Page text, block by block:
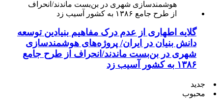
گلایه اطهاری از عدم درک مفاهیم بنیادین توسعه
دانش بنیان در ایران/ پروژه‌های هوشمندسازی
شهری در بن‌بست ماندند/انحراف از طرح جامع
۱۳۸۶ به کشور آسیب زد
جدید
محبوب